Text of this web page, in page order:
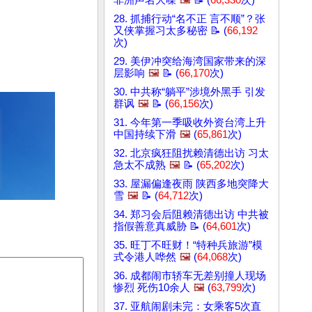
28. 抓捕行动“名不正 言不顺”？张
又侠掌握习太多秘密 📝 (66,192
次)
29. 美伊冲突给海湾国家带来的深
层影响 🖼️ 📝 (66,170次)
30. 中共称“躺平”涉境外黑手 引发
群讽 🖼️ 📝 (66,156次)
31. 今年第一季吸收外资台湾上升
中国持续下滑 🖼️ (65,861次)
32. 北京疯狂阻扰赖清德出访 习太
急太不成熟 🖼️ 📝 (65,202次)
33. 屋漏偏逢夜雨 陕西多地突降大
雪 🖼️ 📝 (64,712次)
34. 郑习会后阻赖清德出访 中共被
指假善意真威胁 📝 (64,601次)
35. 旺丁不旺财！“特种兵旅游”模
式令港人哗然 🖼️ (64,068次)
36. 成都闹市轿车无差别撞人现场
惨烈 死伤10余人 🖼️ (63,799次)
37. 亚航闹剧未完：女乘客5次直